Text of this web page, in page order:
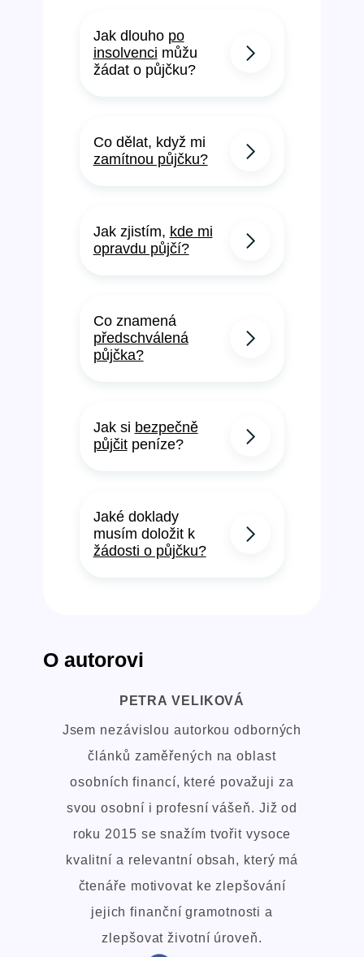
Jak dlouho po
insolvenci můžu
žádat o půjčku?
Co dělat, když mi
zamítnou půjčku?
Jak zjistím, kde mi
opravdu půjčí?
Co znamená
předschválená
půjčka?
Jak si bezpečně
půjčitpeníze?
Jaké doklady
musím doložit k
žádosti o půjčku?
O autorovi
PETRA VELIKOVÁ
Jsem nezávislou autorkou odborných
článků zaměřených na oblast
osobních financí, které považuji za
svou osobní i profesní vášeň. Již od
roku 2015 se snažím tvořit vysoce
kvalitní a relevantní obsah, který má
čtenáře motivovat ke zlepšování
jejich finanční gramotnosti a
zlepšovat životní úroveň.